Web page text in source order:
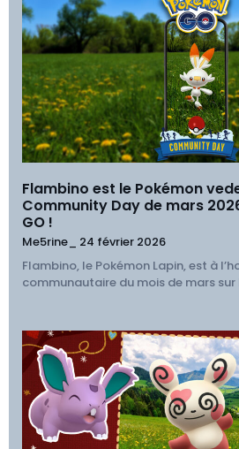
Flambino est le Pokémon
Community Day de mars
GO !
Me5rine_ 24 février 2026
Flambino, le Pokémon Lapin, est à
communautaire du mois de mars sur